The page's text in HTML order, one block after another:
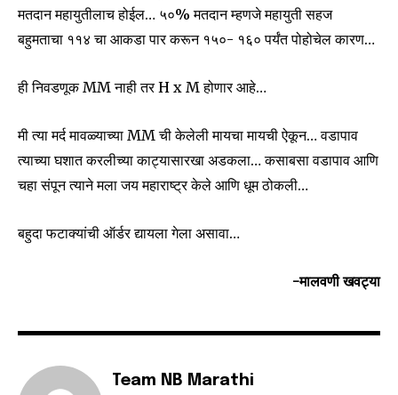
मतदान महायुतीलाच होईल… ५०% मतदान म्हणजे महायुती सहज
बहुमताचा ११४ चा आकडा पार करून १५०- १६० पर्यंत पोहोचेल कारण…
ही निवडणूक MM नाही तर H x M होणार आहे…
मी त्या मर्द मावळ्याच्या MM ची केलेली मायचा मायची ऐकून… वडापाव
त्याच्या घशात करलीच्या काट्यासारखा अडकला… कसाबसा वडापाव आणि
चहा संपून त्याने मला जय महाराष्ट्र केले आणि धूम ठोकली…
बहुदा फटाक्यांची ऑर्डर द्यायला गेला असावा…
-मालवणी खवट्या
Team NB Marathi